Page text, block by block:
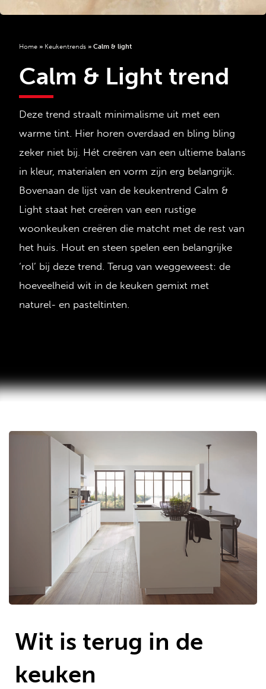
Home » Keukentrends » Calm & light
Calm & Light trend
Deze trend straalt minimalisme uit met een
warme tint. Hier horen overdaad en bling bling
zeker niet bij. Hét creëren van een ultieme balans
in kleur, materialen en vorm zijn erg belangrijk.
Bovenaan de lijst van de keukentrend Calm &
Light staat het creëren van een rustige
woonkeuken creëren die matcht met de rest van
het huis. Hout en steen spelen een belangrijke
‘rol’ bij deze trend. Terug van weggeweest: de
hoeveelheid wit in de keuken gemixt met
naturel- en pasteltinten.
Wit is terug in de
keuken